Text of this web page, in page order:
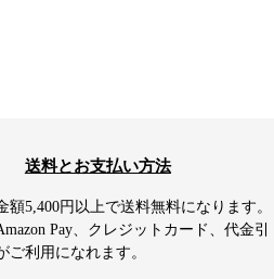
送料とお支払い方法
額5,400円以上で送料無料になります。
Pay、クレジットカード、代金引
ご利用になれます。